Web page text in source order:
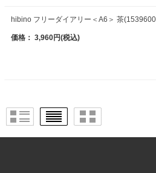
hibino フリーダイアリー＜A6＞ 茶
価格： 3,960円(税込)